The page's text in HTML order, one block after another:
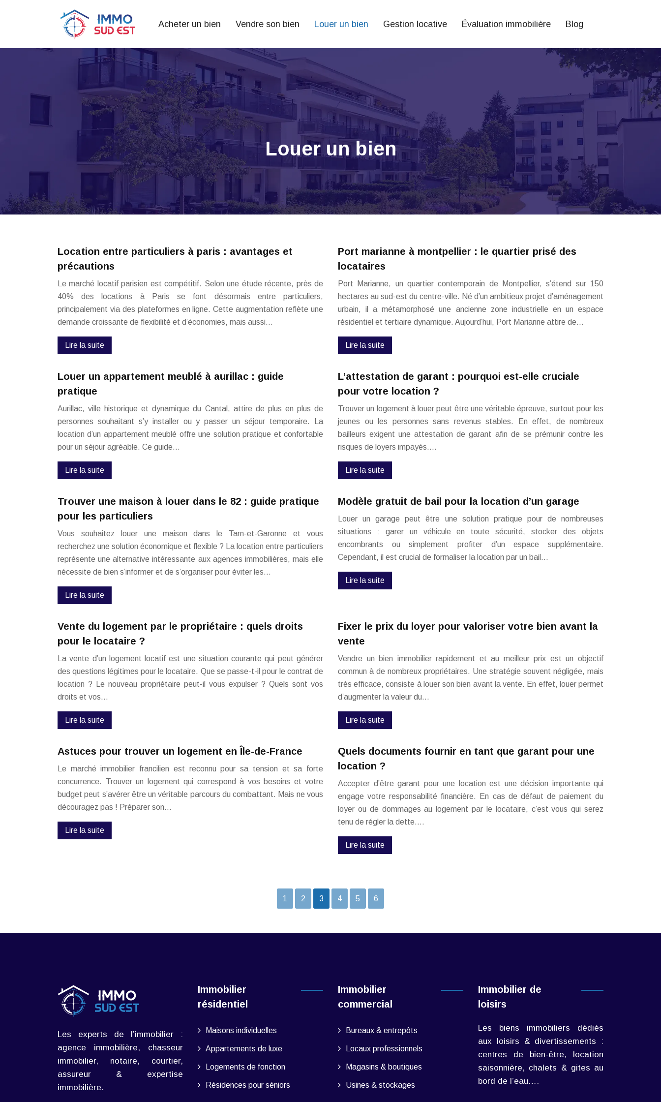
Acheter un bien Vendre son bien Louer un bien Gestion locative Évaluation immobilière Blog
Louer un bien
Location entre particuliers à paris : avantages et
précautions
Le marché locatif parisien est compétitif. Selon une étude récente, près de
40% des locations à Paris se font désormais entre particuliers,
principalement via des plateformes en ligne. Cette augmentation reflète une
demande croissante de flexibilité et d’économies, mais aussi…
Lire la suite
Port marianne à montpellier : le quartier prisé des
locataires
Port Marianne, un quartier contemporain de Montpellier, s’étend sur 150
hectares au sud-est du centre-ville. Né d’un ambitieux projet d’aménagement
urbain, il a métamorphosé une ancienne zone industrielle en un espace
résidentiel et tertiaire dynamique. Aujourd’hui, Port Marianne attire de…
Lire la suite
Louer un appartement meublé à aurillac : guide
pratique
Aurillac, ville historique et dynamique du Cantal, attire de plus en plus de
personnes souhaitant s’y installer ou y passer un séjour temporaire. La
location d’un appartement meublé offre une solution pratique et confortable
pour un séjour agréable. Ce guide…
Lire la suite
L’attestation de garant : pourquoi est-elle cruciale
pour votre location ?
Trouver un logement à louer peut être une véritable épreuve, surtout pour les
jeunes ou les personnes sans revenus stables. En effet, de nombreux
bailleurs exigent une attestation de garant afin de se prémunir contre les
risques de loyers impayés….
Lire la suite
Trouver une maison à louer dans le 82 : guide pratique
pour les particuliers
Vous souhaitez louer une maison dans le Tarn-et-Garonne et vous
recherchez une solution économique et flexible ? La location entre particuliers
représente une alternative intéressante aux agences immobilières, mais elle
nécessite de bien s’informer et de s’organiser pour éviter les…
Lire la suite
Modèle gratuit de bail pour la location d’un garage
Louer un garage peut être une solution pratique pour de nombreuses
situations : garer un véhicule en toute sécurité, stocker des objets
encombrants ou simplement profiter d’un espace supplémentaire.
Cependant, il est crucial de formaliser la location par un bail…
Lire la suite
Vente du logement par le propriétaire : quels droits
pour le locataire ?
La vente d’un logement locatif est une situation courante qui peut générer
des questions légitimes pour le locataire. Que se passe-t-il pour le contrat de
location ? Le nouveau propriétaire peut-il vous expulser ? Quels sont vos
droits et vos…
Lire la suite
Fixer le prix du loyer pour valoriser votre bien avant la
vente
Vendre un bien immobilier rapidement et au meilleur prix est un objectif
commun à de nombreux propriétaires. Une stratégie souvent négligée, mais
très efficace, consiste à louer son bien avant la vente. En effet, louer permet
d’augmenter la valeur du…
Lire la suite
Astuces pour trouver un logement en Île-de-France
Le marché immobilier francilien est reconnu pour sa tension et sa forte
concurrence. Trouver un logement qui correspond à vos besoins et votre
budget peut s’avérer être un véritable parcours du combattant. Mais ne vous
découragez pas ! Préparer son…
Lire la suite
Quels documents fournir en tant que garant pour une
location ?
Accepter d’être garant pour une location est une décision importante qui
engage votre responsabilité financière. En cas de défaut de paiement du
loyer ou de dommages au logement par le locataire, c’est vous qui serez
tenu de régler la dette….
Lire la suite
1 2 3 4 5 6
Les experts de l’immobilier :
agence immobilière, chasseur
immobilier, notaire, courtier,
assureur & expertise
immobilière.
Immobilier
résidentiel
Maisons individuelles
Appartements de luxe
Logements de fonction
Résidences pour séniors
Immobilier
commercial
Bureaux & entrepôts
Locaux professionnels
Magasins & boutiques
Usines & stockages
Immobilier de
loisirs
Les biens immobiliers dédiés
aux loisirs & divertissements :
centres de bien-être, location
saisonnière, chalets & gites au
bord de l’eau….